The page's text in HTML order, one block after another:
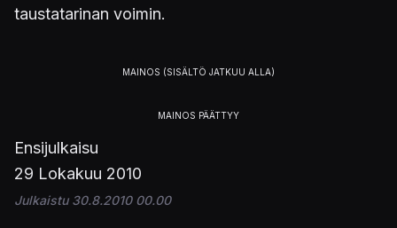
taustatarinan voimin.
Ensijulkaisu
29 Lokakuu 2010
Julkaistu 30.8.2010 00.00